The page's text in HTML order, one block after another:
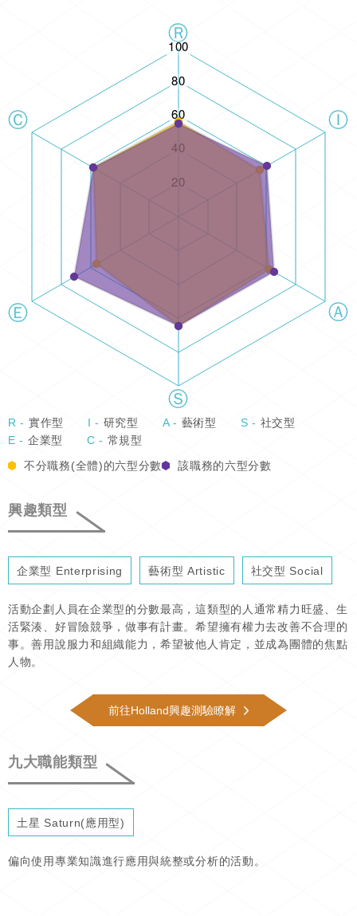
R - 實作型 I - 研究型 A - 藝術型 S - 社交型
E - 企業型 C - 常規型
不分職務(全體)的六型分數
該職務的六型分數
興趣類型
企業型 Enterprising 藝術型 Artistic 社交型 Social
活動企劃人員在企業型的分數最高，這類型的人通常精力旺盛、生
活緊湊、好冒險競爭，做事有計畫。希望擁有權力去改善不合理的
事。善用說服力和組織能力，希望被他人肯定，並成為團體的焦點
人物。
前往Holland興趣測驗瞭解
九大職能類型
土星 Saturn(應用型)
偏向使用專業知識進行應用與統整或分析的活動。